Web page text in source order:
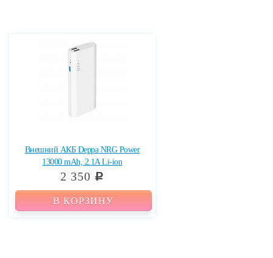
Внешний АКБ Deppa NRG Power
13000 mAh, 2.1A Li-ion
2 350 c
В КОРЗИНУ